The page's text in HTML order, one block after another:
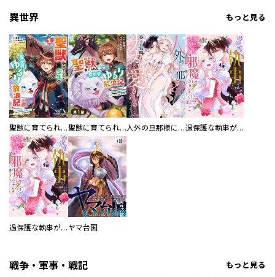
異世界 もっと見る
聖獣に育てられた少年の異世界ゆるり放浪記～神様からもらったチート魔法で、仲間たちとスローライフを満喫中～ 聖獣に育てられた少年の異世界ゆるり放浪記～神様からもらったチート魔法で、仲間たちとスローライフを満喫中～【分冊版】 人外の旦那様に娶られ毎晩ナカまで愛される…。アンソロジー 過保護な執事が私の婚活を邪魔してきます！ 分冊版
過保護な執事が私の婚活を邪魔してきます！ ヤマ台国
戦争・軍事・戦記 もっと見る